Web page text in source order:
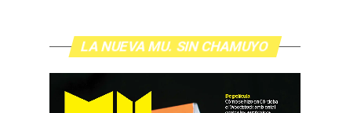
LA NUEVA MU. SIN CHAMUYO